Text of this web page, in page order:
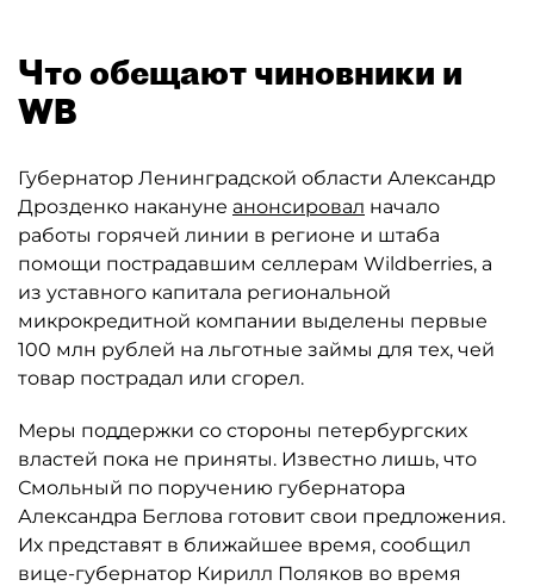
Что обещают чиновники и
WB
Губернатор Ленинградской области Александр
Дрозденко накануне анонсировал начало
работы горячей линии в регионе и штаба
помощи пострадавшим селлерам Wildberries, а
из уставного капитала региональной
микрокредитной компании выделены первые
100 млн рублей на льготные займы для тех, чей
товар пострадал или сгорел.
Меры поддержки со стороны петербургских
властей пока не приняты. Известно лишь, что
Смольный по поручению губернатора
Александра Беглова готовит свои предложения.
Их представят в ближайшее время, сообщил
вице-губернатор Кирилл Поляков во время